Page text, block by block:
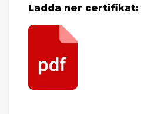
Ladda ner certifikat: